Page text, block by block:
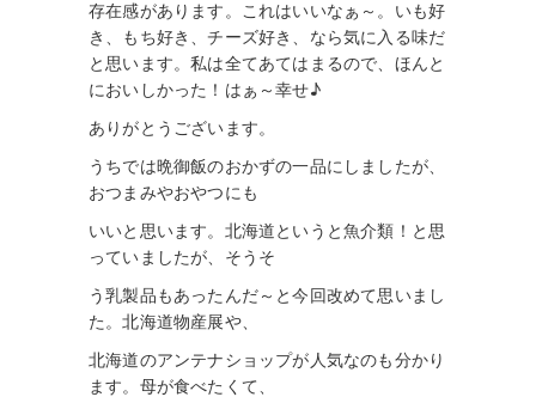
存在感があります。これはいいなぁ～。いも好
き、もち好き、チーズ好き、なら気に入る味だ
と思います。私は全てあてはまるので、ほんと
においしかった！はぁ～幸せ♪
ありがとうございます。
うちでは晩御飯のおかずの一品にしましたが、
おつまみやおやつにも
いいと思います。北海道というと魚介類！と思
っていましたが、そうそ
う乳製品もあったんだ～と今回改めて思いまし
た。北海道物産展や、
北海道のアンテナショップが人気なのも分かり
ます。母が食べたくて、